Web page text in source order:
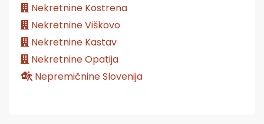
Nekretnine Kostrena
Nekretnine Viškovo
Nekretnine Kastav
Nekretnine Opatija
Nepremičnine Slovenija